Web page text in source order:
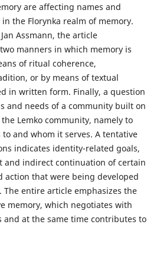
are affecting names and
the Florynka realm of memory.
Assmann, the article
manners in which memory is
of ritual coherence,
or by means of textual
in written form. Finally, a question
and needs of a community built on
Lemko community, namely to
and whom it serves. A tentative
indicates identity-related goals,
and indirect continuation of certain
that were being developed
The entire article emphasizes the
memory, which negotiates with
and at the same time contributes to